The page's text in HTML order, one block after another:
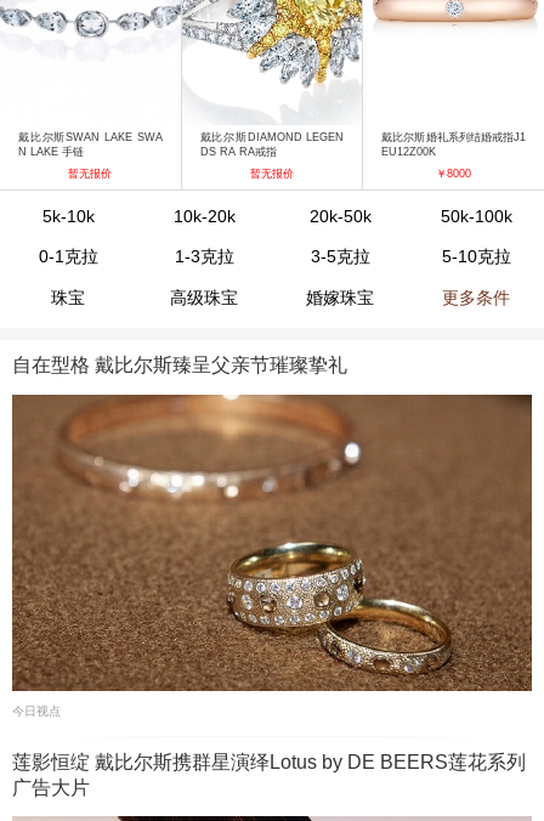
戴比尔斯SWAN LAKE SWA
N LAKE 手链
暂无报价
戴比尔斯DIAMOND LEGEN
DS RA RA戒指
暂无报价
戴比尔斯婚礼系列结婚戒指J1
EU12Z00K
￥8000
5k-10k 10k-20k 20k-50k 50k-100k
0-1克拉 1-3克拉 3-5克拉 5-10克拉
珠宝 高级珠宝 婚嫁珠宝 更多条件
自在型格 戴比尔斯臻呈父亲节璀璨挚礼
今日视点
莲影恒绽 戴比尔斯携群星演绎Lotus by DE BEERS莲花系列
广告大片